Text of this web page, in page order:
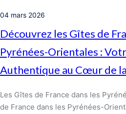
04 mars 2026
Découvrez les Gîtes de
Pyrénées-Orientales :
Authentique au Cœur de
Les Gîtes de France dans les
de France dans les Pyrénées-